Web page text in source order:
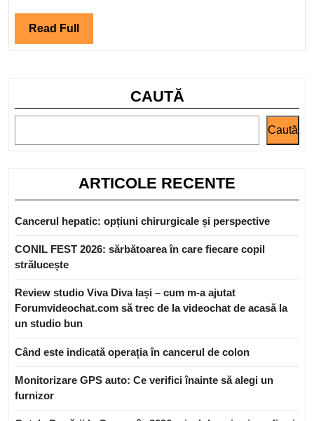
și
Read Full Read
Full
CAUTĂ
Caută
ARTICOLE RECENTE
Cancerul hepatic: opțiuni chirurgicale și perspective
CONIL FEST 2026: sărbătoarea în care fiecare copil
strălucește
Review studio Viva Diva Iași – cum m-a ajutat
Forumvideochat.com să trec de la videochat de acasă la
un studio bun
Când este indicată operația în cancerul de colon
Monitorizare GPS auto: Ce verifici înainte să alegi un
furnizor